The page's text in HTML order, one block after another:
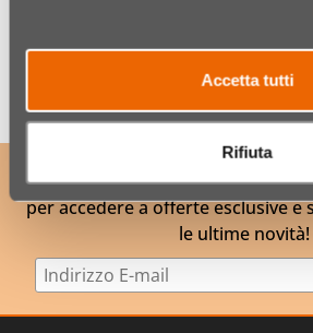
Accetta tutti
Rifiuta
ISCRIVITI ALLA NOSTRA
per accedere a offerte esclusive
le ultime novità!